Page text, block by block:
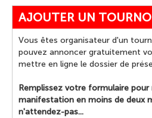
AJOUTER UN
Vous êtes organisateur d'un
pouvez annoncer gratuitement
mettre en ligne le dossier de
Remplissez votre formulaire
manifestation en moins de deux
n'attendez-pas...